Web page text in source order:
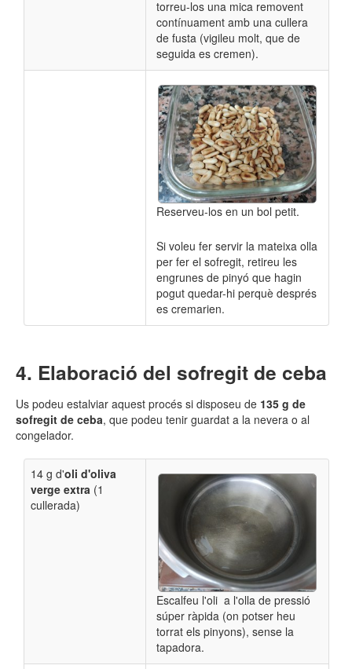
torreu-los una mica removent
contínuament amb una cullera
de fusta (vigileu molt, que de
seguida es cremen).
Reserveu-los en un bol petit.
Si voleu fer servir la mateixa olla
per fer el sofregit, retireu les
engrunes de pinyó que hagin
pogut quedar-hi perquè després
es cremarien.
Elaboració del sofregit de ceba
Us podeu estalviar aquest procés si disposeu de 135 g de
sofregit de ceba, que podeu tenir guardat a la nevera o al
congelador.
14 g d'oli d'oliva
verge extra (1
cullerada)
Escalfeu l'oli a l'olla de pressió
súper ràpida (on potser heu
torrat els pinyons), sense la
tapadora.